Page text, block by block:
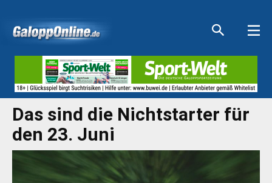
Das sind die Nichtstarter für
den 23. Juni